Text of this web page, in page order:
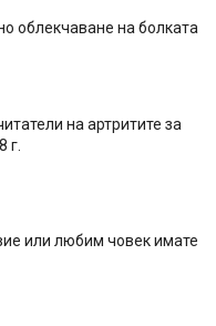
облекчаване на болката
на артритите за
г.
или любим човек имате